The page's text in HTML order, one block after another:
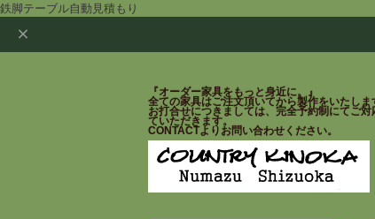
鉄脚テーブル自動見積もり
『オーダー家具をもっと身近に。』
全ての家具はご注文頂いてから製作をいたしま
お打合せにつきましては、完全予約制にてご対
ていただきます。
CONTACTよりお問い合わせください。